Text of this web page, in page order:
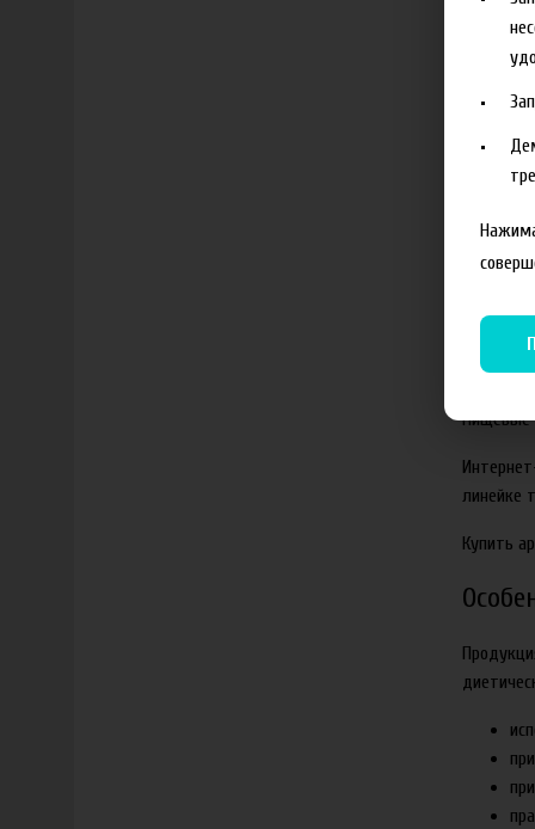
50 руб
Пищевые
линейке
Купить